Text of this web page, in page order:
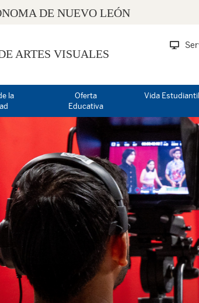
DE NUEVO LEÓN
ARTES VISUALES
la
Oferta
Educativa
Vida Estudiantil